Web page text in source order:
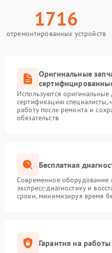
1716
отремонтированных устройств
Оригинальные
Используются
сертификацию специалисты,
работу после ремонта и
обязательств
Бесплатная
Современное оборудование
экспресс-диагностику и
сроки, минимизируя время
Гарантия на работы